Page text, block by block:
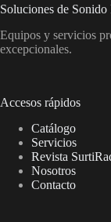
Soluciones de Sonido
Equipos y servicios
excepcionales.
Accesos rápidos
Catálogo
Servicios
Revista
Nosotros
Contacto